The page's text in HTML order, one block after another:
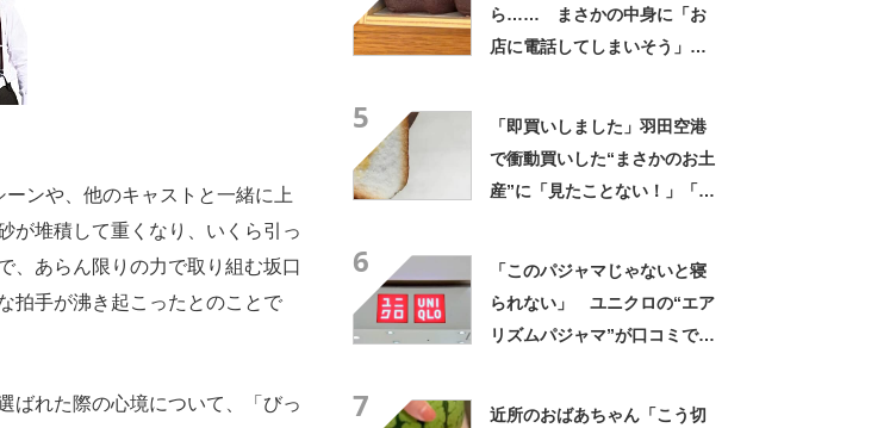
ンや、他のキャストと一緒に上
が堆積して重くなり、いくら引っ
、あらん限りの力で取り組む坂口
拍手が沸き起こったとのことで
ばれた際の心境について、「びっ
ら…… まさかの中身に「お
店に電話してしまいそう」
5
「即買いしました」羽田空港
で衝動買いした“まさかのお土
産”に「見たことない！」「み
6
「このパジャマじゃないと寝
られない」 ユニクロの“エア
リズムパジャマ”が口コミで好
7
近所のおばあちゃん「こう切